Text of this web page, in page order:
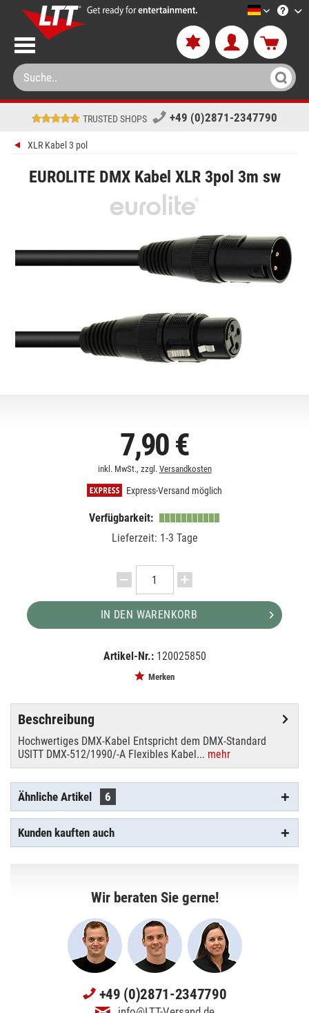
LTT-
TRUSTED SHOPS +49 (0)2871-2347790
XLR Kabel 3 pol
EUROLITE DMX Kabel XLR 3pol 3m sw
7,90 €
inkl. MwSt., zzgl. Versandkosten
Express-Versand möglich
Verfügbarkeit:
Lieferzeit: 1-3 Tage
IN DEN WARENKORB
Artikel-Nr.: 120025850
Merken
Beschreibung
Hochwertiges DMX-Kabel Entspricht dem DMX-Standard
USITT DMX-512/1990/-A Flexibles Kabel... mehr
Ähnliche Artikel 6
Kunden kauften auch
Wir beraten Sie gerne!
+49 (0)2871-2347790